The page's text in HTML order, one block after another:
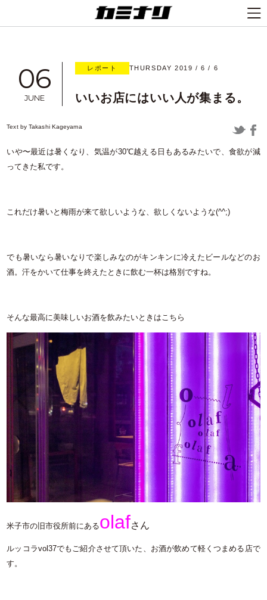
06
JUNE
レポート THURSDAY 2019 / 6 / 6
いいお店にはいい人が集まる。
Text byTakashi Kageyama
いや〜最近は暑くなり、気温が30℃越える日もあるみたいで、食欲が減
ってきた私です。
これだけ暑いと梅雨が来て欲しいような、欲しくないような(^^;)
でも暑いなら暑いなりで楽しみなのがキンキンに冷えたビールなどのお
酒。汗をかいて仕事を終えたときに飲む一杯は格別ですね。
そんな最高に美味しいお酒を飲みたいときはこちら
米子市の旧市役所前にあるolafさん
ルッコラvol37でもご紹介させて頂いた、お酒が飲めて軽くつまめる店で
す。